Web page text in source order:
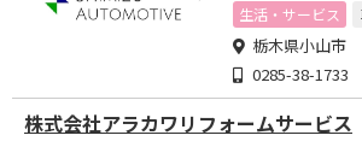
生活・サービス
栃木県小山市
0285-38-1733
株式会社アラカワリフォームサービス